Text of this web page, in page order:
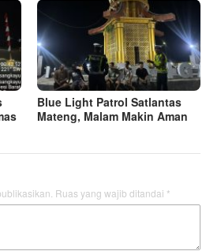
Blue Light Patrol Satlantas
Mateng, Malam Makin Aman
Ruas yang wajib ditandai *